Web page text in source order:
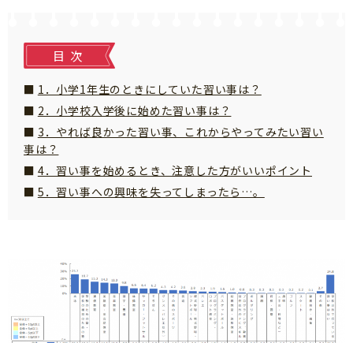
個⼈情報について
お問い合わせ
目次
1．小学1年生のときにしていた習い事は？
2．小学校入学後に始めた習い事は？
3．やれば良かった習い事、これからやってみたい習い
事は？
4．習い事を始めるとき、注意した方がいいポイント
5．習い事への興味を失ってしまったら…。